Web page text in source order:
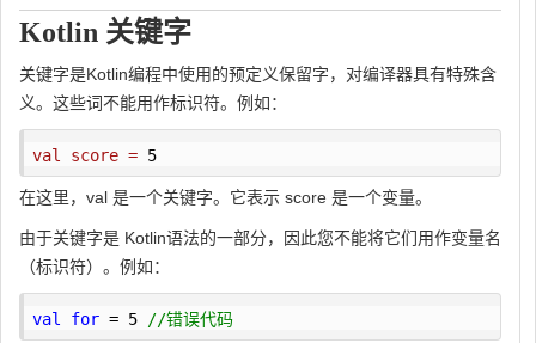
Kotlin 关键字
关键字是Kotlin编程中使用的预定义保留字，对编译器具有特殊含
义。这些词不能用作标识符。例如：
val score = 5
在这里，val 是一个关键字。它表示 score 是一个变量。
由于关键字是 Kotlin语法的一部分，因此您不能将它们用作变量名
（标识符）。例如：
val for = 5 //错误代码